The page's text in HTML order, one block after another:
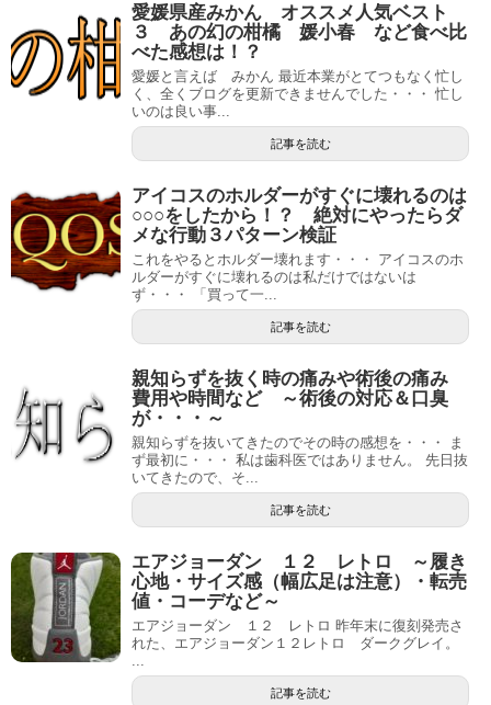
愛媛県産みかん オススメ人気ベスト
３ あの幻の柑橘 媛小春 など食べ比
べた感想は！？
愛媛と言えば みかん 最近本業がとてつもなく忙し
く、全くブログを更新できませんでした・・・ 忙し
いのは良い事...
記事を読む
アイコスのホルダーがすぐに壊れるのは
○○○をしたから！？ 絶対にやったらダ
メな行動３パターン検証
これをやるとホルダー壊れます・・・ アイコスのホ
ルダーがすぐに壊れるのは私だけではないは
ず・・・ 「買って一...
記事を読む
親知らずを抜く時の痛みや術後の痛み
費用や時間など ～術後の対応＆口臭
が・・・～
親知らずを抜いてきたのでその時の感想を・・・ ま
ず最初に・・・ 私は歯科医ではありません。 先日抜
いてきたので、そ...
記事を読む
エアジョーダン １２ レトロ ～履き
心地・サイズ感（幅広足は注意）・転売
値・コーデなど～
エアジョーダン １２ レトロ 昨年末に復刻発売さ
れた、エアジョーダン１２レトロ ダークグレイ。
記事を読む